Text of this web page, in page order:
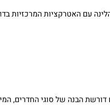
עם האטרקציות המרכזיות
הבנה של סוגי החדרים,